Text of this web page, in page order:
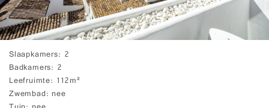
Slaapkamers 2
Badkamers 2
Leefruimte 112m²
Zwembad nee